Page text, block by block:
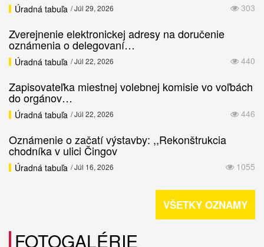
303
Úradná tabuľa / Júl 29, 2026
Zverejnenie elektronickej adresy na doručenie
oznámenia o delegovaní…
440
Úradná tabuľa / Júl 22, 2026
Zapisovateľka miestnej volebnej komisie vo voľbách
do orgánov…
446
Úradná tabuľa / Júl 22, 2026
Oznámenie o začatí výstavby: ,,Rekonštrukcia
chodníka v ulici Čingov
1055
Úradná tabuľa / Júl 16, 2026
VŠETKY OZNAMY
FOTOGALÉRIE